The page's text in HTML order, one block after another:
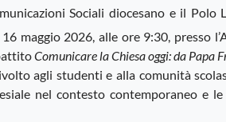
Sociali diocesano e il Polo
maggio 2026, alle ore 9:30, presso
Comunicare la Chiesa oggi: da Papa
agli studenti e alla comunità
nel contesto contemporaneo e